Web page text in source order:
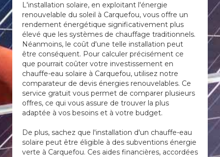
L'installation solaire, en exploitant l'énergie
renouvelable du soleil à Carquefou, vous offre un
rendement énergétique significativement plus
élevé que les systèmes de chauffage traditionnels.
Néanmoins, le coût d'une telle installation peut
être conséquent. Pour calculer précisément ce
que pourrait coûter votre investissement en
chauffe-eau solaire à Carquefou, utilisez notre
comparateur de devis énergies renouvelables. Ce
service gratuit vous permet de comparer plusieurs
offres, ce qui vous assure de trouver la plus
adaptée à vos besoins et à votre budget.
De plus, sachez que l'installation d'un chauffe-eau
solaire peut être éligible à des subventions énergie
verte à Carquefou. Ces aides financières, accordées